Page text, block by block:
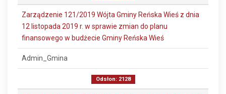
Zarządzenie 121/2019 Wójta Gminy Reńska Wieś z dnia
12 listopada 2019 r. w sprawie zmian do planu
finansowego w budżecie Gminy Reńska Wieś
Admin_Gmina
Odsłon: 2128